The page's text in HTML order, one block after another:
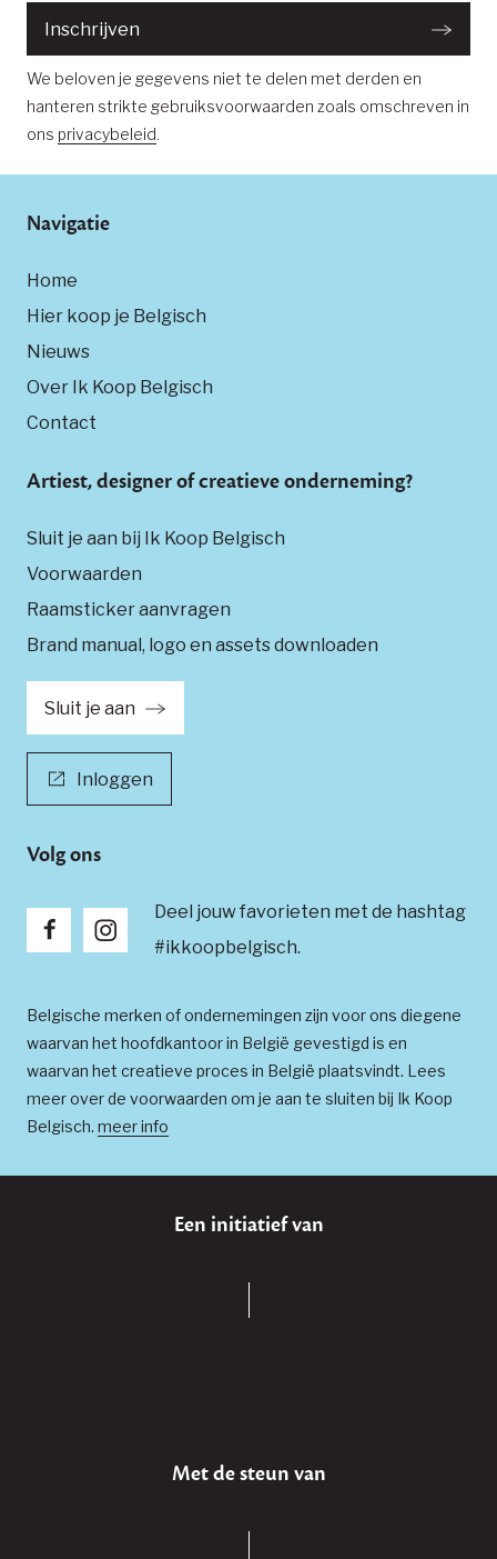
Inschrijven
We beloven je gegevens niet te delen met derden en
hanteren strikte gebruiksvoorwaarden zoals omschreven in
ons privacybeleid.
Navigatie
Home
Hier koop je Belgisch
Nieuws
Over Ik Koop Belgisch
Contact
Artiest, designer of creatieve onderneming?
Sluit je aan bij Ik Koop Belgisch
Voorwaarden
Raamsticker aanvragen
Brand manual, logo en assets downloaden
Sluit je aan
Inloggen
Volg ons
Deel jouw favorieten met de hashtag
#ikkoopbelgisch.
Belgische merken of ondernemingen zijn voor ons diegene
waarvan het hoofdkantoor in België gevestigd is en
waarvan het creatieve proces in België plaatsvindt. Lees
meer over de voorwaarden om je aan te sluiten bij Ik Koop
Belgisch. meer info
Een initiatief van
Met de steun van